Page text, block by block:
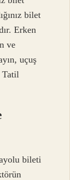
bilet
Erken
ve
uçuş
Tatil
bileti